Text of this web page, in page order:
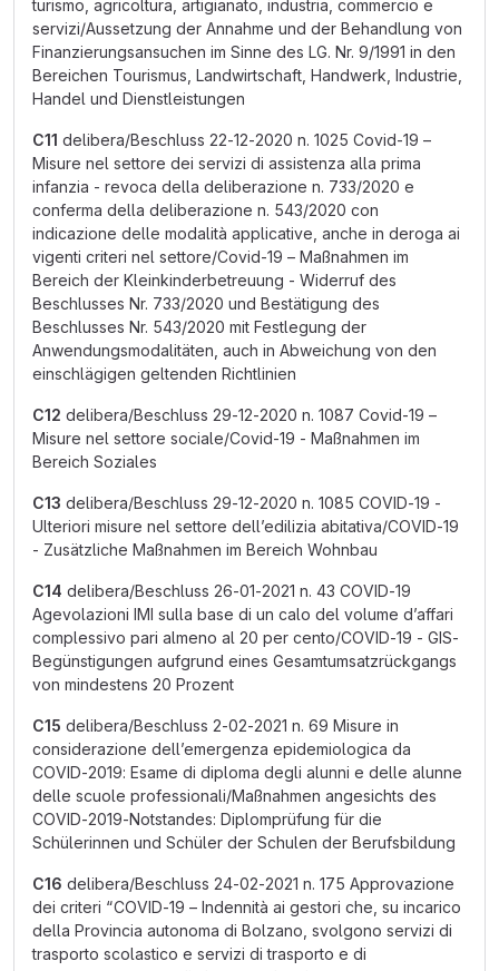
turismo, agricoltura, artigianato, industria, commercio e
servizi/Aussetzung der Annahme und der Behandlung von
Finanzierungsansuchen im Sinne des LG. Nr. 9/1991 in den
Bereichen Tourismus, Landwirtschaft, Handwerk, Industrie,
Handel und Dienstleistungen
C11 delibera/Beschluss 22-12-2020 n. 1025 Covid-19 –
Misure nel settore dei servizi di assistenza alla prima
infanzia - revoca della deliberazione n. 733/2020 e
conferma della deliberazione n. 543/2020 con
indicazione delle modalità applicative, anche in deroga ai
vigenti criteri nel settore/Covid-19 – Maßnahmen im
Bereich der Kleinkinderbetreuung - Widerruf des
Beschlusses Nr. 733/2020 und Bestätigung des
Beschlusses Nr. 543/2020 mit Festlegung der
Anwendungsmodalitäten, auch in Abweichung von den
einschlägigen geltenden Richtlinien
C12 delibera/Beschluss 29-12-2020 n. 1087 Covid-19 –
Misure nel settore sociale/Covid-19 - Maßnahmen im
Bereich Soziales
C13 delibera/Beschluss 29-12-2020 n. 1085 COVID-19 -
Ulteriori misure nel settore dell’edilizia abitativa/COVID-19
- Zusätzliche Maßnahmen im Bereich Wohnbau
C14 delibera/Beschluss 26-01-2021 n. 43 COVID-19
Agevolazioni IMI sulla base di un calo del volume d’affari
complessivo pari almeno al 20 per cento/COVID-19 - GIS-
Begünstigungen aufgrund eines Gesamtumsatzrückgangs
von mindestens 20 Prozent
C15 delibera/Beschluss 2-02-2021 n. 69 Misure in
considerazione dell’emergenza epidemiologica da
COVID-2019: Esame di diploma degli alunni e delle alunne
delle scuole professionali/Maßnahmen angesichts des
COVID-2019-Notstandes: Diplomprüfung für die
Schülerinnen und Schüler der Schulen der Berufsbildung
C16 delibera/Beschluss 24-02-2021 n. 175 Approvazione
dei criteri “COVID-19 – Indennità ai gestori che, su incarico
della Provincia autonoma di Bolzano, svolgono servizi di
trasporto scolastico e servizi di trasporto e di